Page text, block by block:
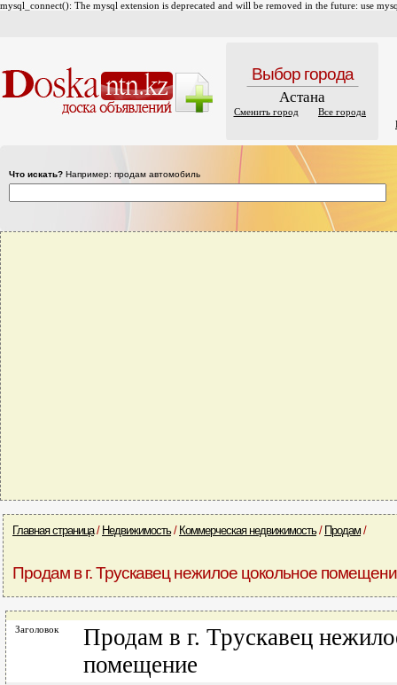
mysql_connect(): The mysql extension is deprecated and will be removed in the future: use
Выбор города
Астана
Сменить город
Все города
Что искать? Например: продам автомобиль
Главная страница/ Недвижимость/ Коммерческая недвижимость/ Продам /
Продам в г. Трускавец нежилое цокольное
Заголовок
Продам в г. Трускавец
помещение